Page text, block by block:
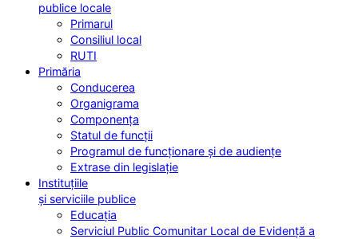
publice locale
Primarul
Consiliul local
RUTI
Primăria
Conducerea
Organigrama
Componența
Statul de funcții
Programul de funcționare și de audiențe
Extrase din legislație
Instituțiile
și serviciile publice
Educația
Serviciul Public Comunitar Local de Evidență a